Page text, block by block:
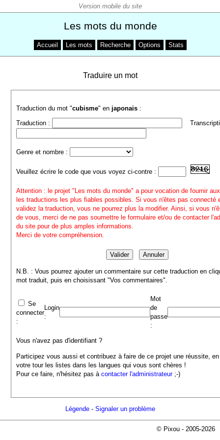
Les mots du monde
Accueil Les mots Recherche Options Stats
Traduire un mot
Traduction du mot "cubisme" en japonais :
Traduction :
Genre et nombre :
Veuillez écrire le code que vous voyez ci-contre :
Attention : le projet "Les mots du monde" a pour vocation de fournir
les traductions les plus fiables possibles. Si vous n'êtes pas connecté
validez la traduction, vous ne pourrez plus la modifier. Ainsi, si vous
de vous, merci de ne pas soumettre le formulaire et/ou de contacter
du site pour de plus amples informations.
Merci de votre compréhension.
N.B. : Vous pourrez ajouter un commentaire sur cette traduction en
mot traduit, puis en choisissant "Vos commentaires".
Se
connecter
:
Login
:
Mot
de
passe
:
Vous n'avez pas d'identifiant ?
Participez vous aussi et contribuez à faire de ce projet une réussite,
votre tour les listes dans les langues qui vous sont chères !
Pour ce faire, n'hésitez pas àcontacter l'administrateur;-)
Légende- Signaler un problème
© Pixou - 2005-2026